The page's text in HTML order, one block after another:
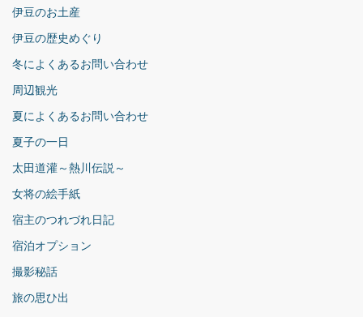
伊豆のお土産
伊豆の歴史めぐり
冬によくあるお問い合わせ
周辺観光
夏によくあるお問い合わせ
夏子の一日
太田道灌～熱川伝説～
女将の絵手紙
宿主のつれづれ日記
宿泊オプション
撮影秘話
旅の思ひ出